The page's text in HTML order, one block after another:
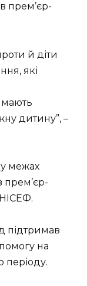
прем’єр-
й діти
які
дитину”, –
у межах
прем’єр-
підтримав
на
періоду.